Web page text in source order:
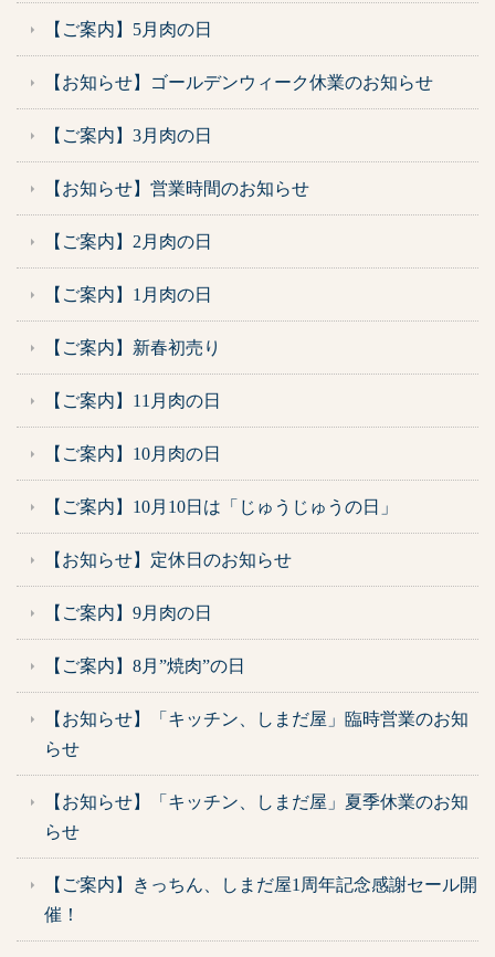
【ご案内】5月肉の日
【お知らせ】ゴールデンウィーク休業のお知らせ
【ご案内】3月肉の日
【お知らせ】営業時間のお知らせ
【ご案内】2月肉の日
【ご案内】1月肉の日
【ご案内】新春初売り
【ご案内】11月肉の日
【ご案内】10月肉の日
【ご案内】10月10日は「じゅうじゅうの日」
【お知らせ】定休日のお知らせ
【ご案内】9月肉の日
【ご案内】8月”焼肉”の日
【お知らせ】「キッチン、しまだ屋」臨時営業のお知
らせ
【お知らせ】「キッチン、しまだ屋」夏季休業のお知
らせ
【ご案内】きっちん、しまだ屋1周年記念感謝セール開
催！